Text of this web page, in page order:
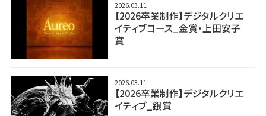
2026.03.11
【2026卒業制作】デジタルクリエ
イティブコース_金賞・上田安子
賞
2026.03.11
【2026卒業制作】デジタルクリエ
イティブ_銀賞